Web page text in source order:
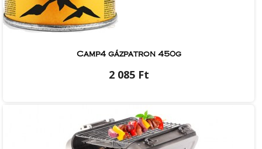
Camp4 gázpatron 450g
2 085 Ft